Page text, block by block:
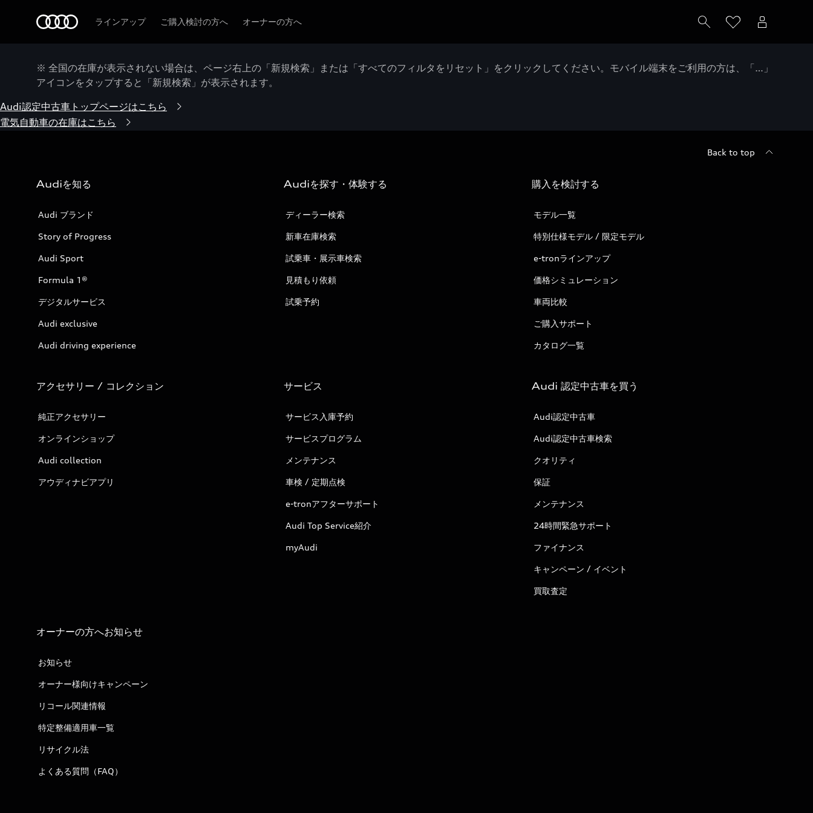
ラインアップ ご購入検討の方へ オーナーの方へ
※ 全国の在庫が表示されない場合は、ページ右上の「新規検索」または「すべてのフィルタをリセット」をクリックしてください。モバイル端末をご利用の方は、「…」
アイコンをタップすると「新規検索」が表示されます。
Audi認定中古車トップページはこちら
電気自動車の在庫はこちら
Back to top
Audiを知る
Audi ブランド
Story of Progress
Audi Sport
Formula 1®
デジタルサービス
Audi exclusive
Audi driving experience
Audiを探す・体験する
ディーラー検索
新車在庫検索
試乗車・展示車検索
見積もり依頼
試乗予約
購入を検討する
モデル一覧
特別仕様モデル / 限定モデル
e-tronラインアップ
価格シミュレーション
車両比較
ご購入サポート
カタログ一覧
アクセサリー / コレクション
純正アクセサリー
オンラインショップ
Audi collection
アウディナビアプリ
サービス
サービス入庫予約
サービスプログラム
メンテナンス
車検 / 定期点検
e-tronアフターサポート
Audi Top Service紹介
myAudi
Audi 認定中古車を買う
Audi認定中古車
Audi認定中古車検索
クオリティ
保証
メンテナンス
24時間緊急サポート
ファイナンス
キャンペーン / イベント
買取査定
オーナーの方へお知らせ
お知らせ
オーナー様向けキャンペーン
リコール関連情報
特定整備適用車一覧
リサイクル法
よくある質問（FAQ）